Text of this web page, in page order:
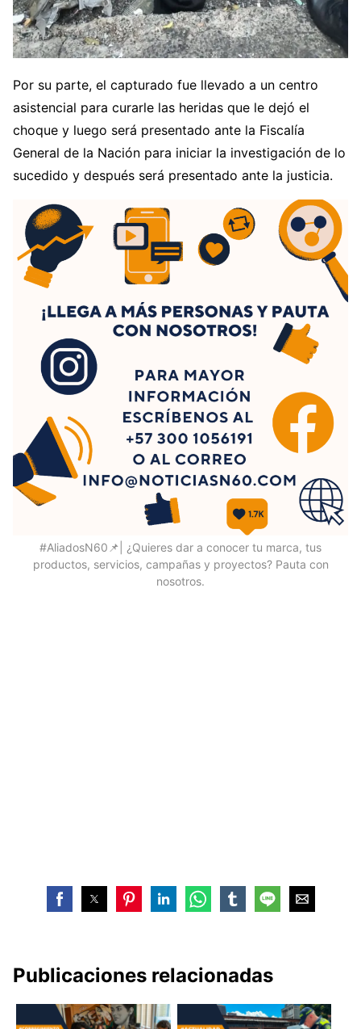
Por su parte, el capturado fue llevado a un centro
asistencial para curarle las heridas que le dejó el
choque y luego será presentado ante la Fiscalía
General de la Nación para iniciar la investigación de lo
sucedido y después será presentado ante la justicia.
#AliadosN60📌| ¿Quieres dar a conocer tu marca, tus
productos, servicios, campañas y proyectos? Pauta con
nosotros.
Publicaciones relacionadas